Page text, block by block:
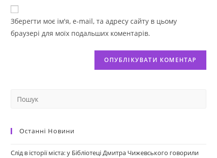
Зберегти моє ім'я, e-mail, та адресу сайту в цьому
браузері для моїх подальших коментарів.
Останні Новини
Слід в історії міста: у Бібліотеці Дмитра Чижевського говорили